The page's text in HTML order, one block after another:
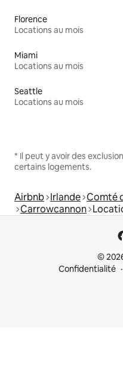
Florence
Locations au mois
Miami
Locations au mois
Seattle
Locations au mois
* Il peut y avoir des
certains logements.
Airbnb Irlande Comté
Carrowcannon
©
Confidentialité